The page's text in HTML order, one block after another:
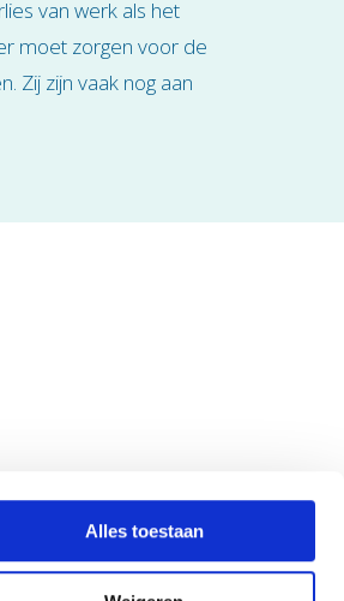
Alles toestaan
van werk als het
moet zorgen voor de
Zij zijn vaak nog aan
Volg ons
Volg
Volg